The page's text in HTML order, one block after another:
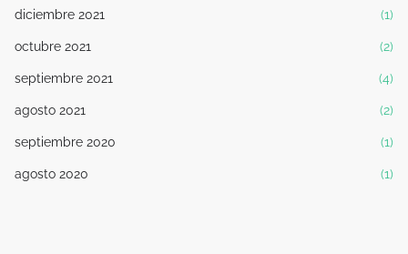
diciembre 2021 (1)
octubre 2021 (2)
septiembre 2021 (4)
agosto 2021 (2)
septiembre 2020 (1)
agosto 2020 (1)